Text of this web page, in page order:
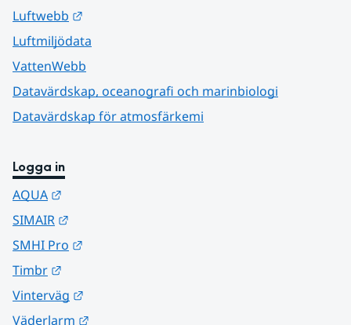
Luftwebb
Luftmiljödata
VattenWebb
Datavärdskap, oceanografi och marinbiologi
Datavärdskap för atmosfärkemi
Logga in
AQUA
SIMAIR
SMHI Pro
Timbr
Vinterväg
Väderlarm